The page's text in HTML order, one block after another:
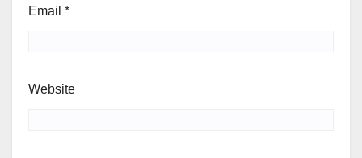
Email *
Website